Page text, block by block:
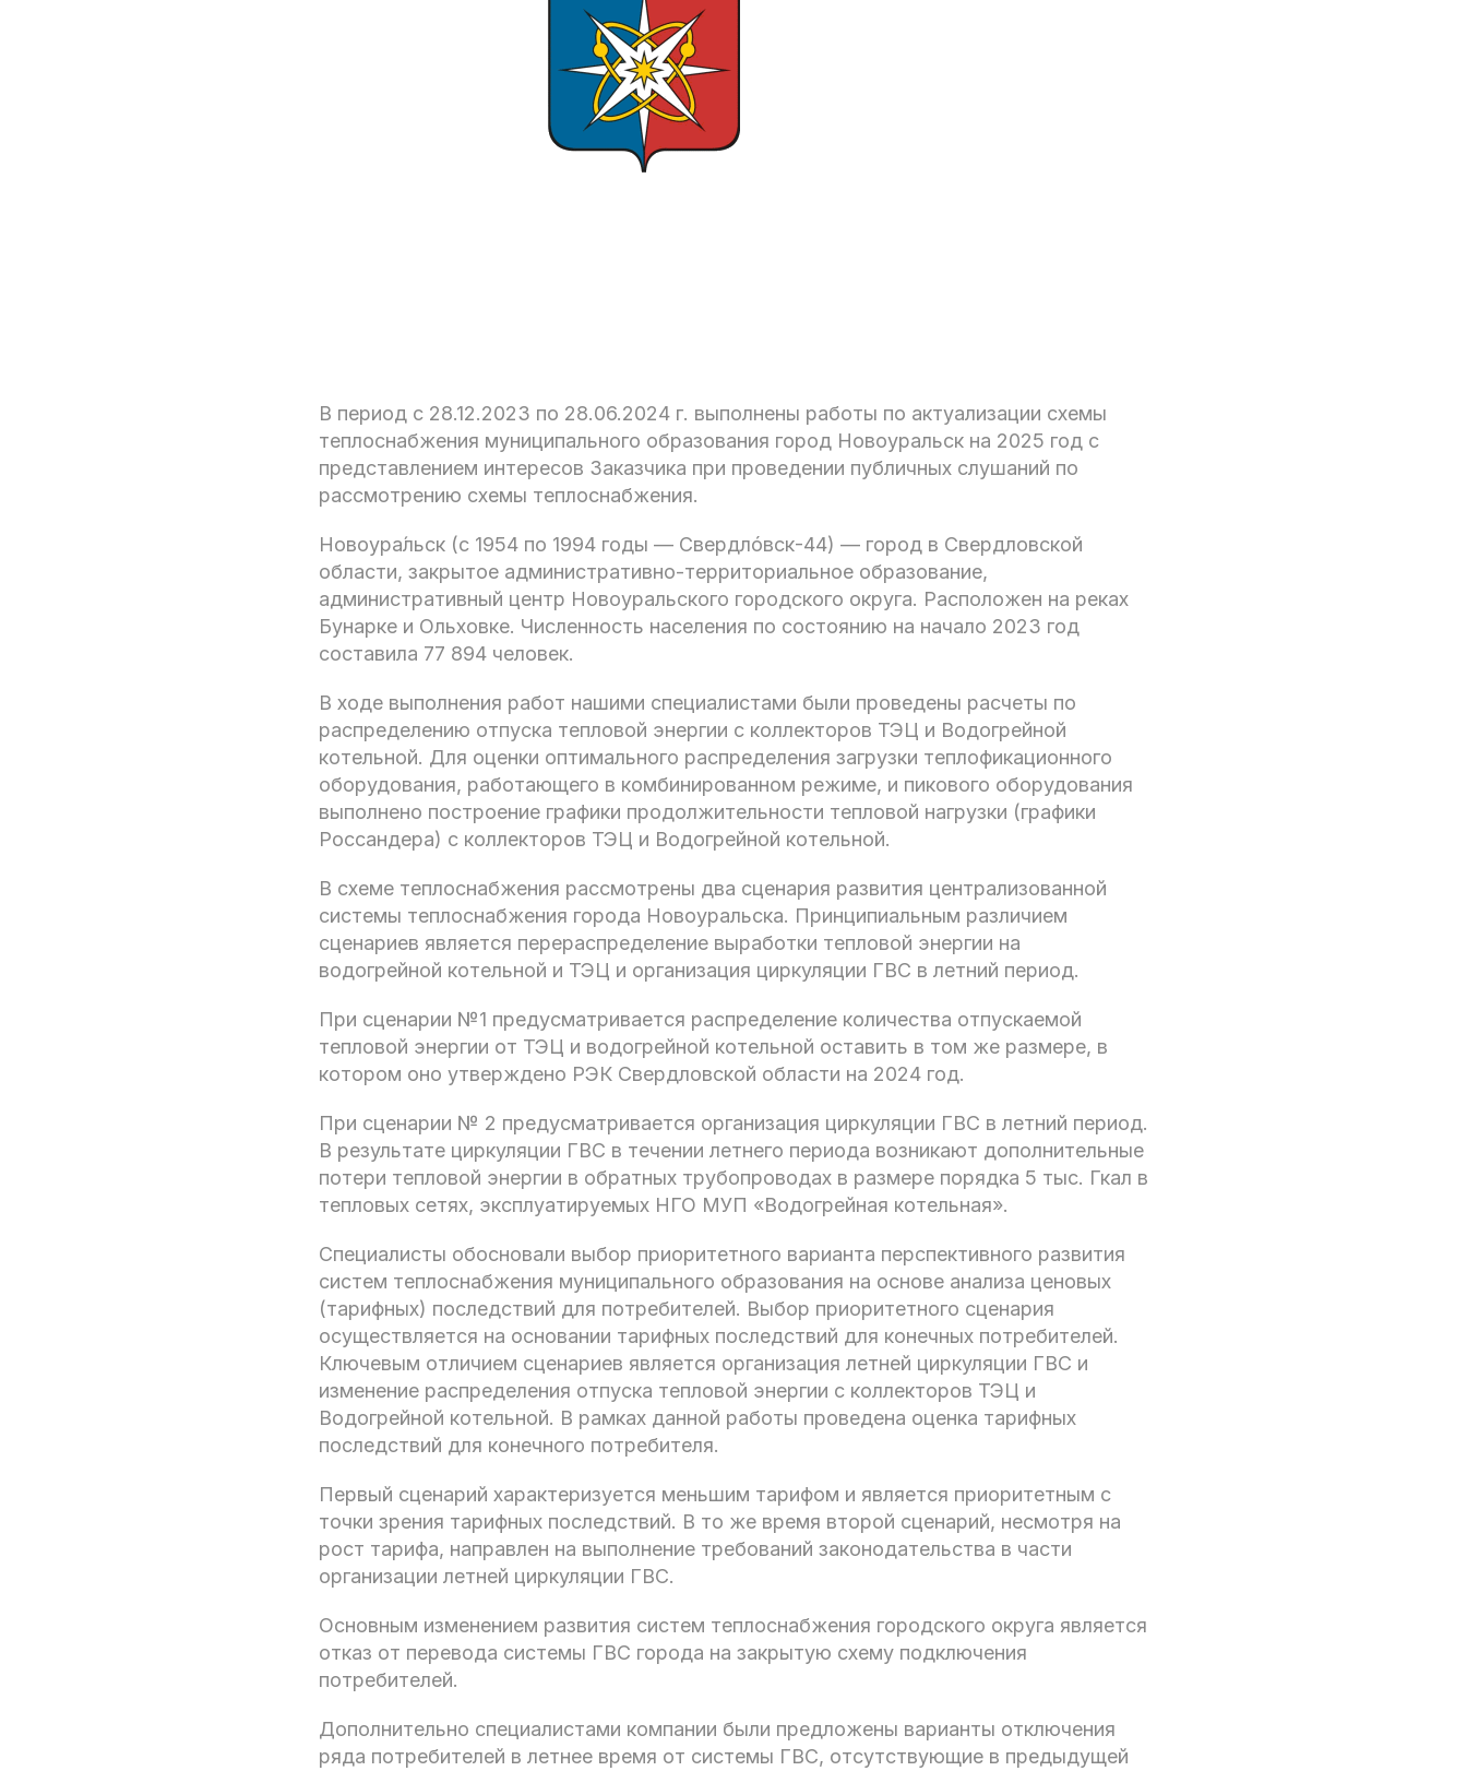
В период с 28.12.2023 по 28.06.2024 г. выполнены работы по актуализации схемы
теплоснабжения муниципального образования город Новоуральск на 2025 год с
представлением интересов Заказчика при проведении публичных слушаний по
рассмотрению схемы теплоснабжения.
Новоура́льск (с 1954 по 1994 годы — Свердлóвск-44) — город в Свердловской
области, закрытое административно-территориальное образование,
административный центр Новоуральского городского округа. Расположен на реках
Бунарке и Ольховке. Численность населения по состоянию на начало 2023 год
составила 77 894 человек.
В ходе выполнения работ нашими специалистами были проведены расчеты по
распределению отпуска тепловой энергии с коллекторов ТЭЦ и Водогрейной
котельной. Для оценки оптимального распределения загрузки теплофикационного
оборудования, работающего в комбинированном режиме, и пикового оборудования
выполнено построение графики продолжительности тепловой нагрузки (графики
Россандера) с коллекторов ТЭЦ и Водогрейной котельной.
В схеме теплоснабжения рассмотрены два сценария развития централизованной
системы теплоснабжения города Новоуральска. Принципиальным различием
сценариев является перераспределение выработки тепловой энергии на
водогрейной котельной и ТЭЦ и организация циркуляции ГВС в летний период.
При сценарии №1 предусматривается распределение количества отпускаемой
тепловой энергии от ТЭЦ и водогрейной котельной оставить в том же размере, в
котором оно утверждено РЭК Свердловской области на 2024 год.
При сценарии № 2 предусматривается организация циркуляции ГВС в летний период.
В результате циркуляции ГВС в течении летнего периода возникают дополнительные
потери тепловой энергии в обратных трубопроводах в размере порядка 5 тыс. Гкал в
тепловых сетях, эксплуатируемых НГО МУП «Водогрейная котельная».
Специалисты обосновали выбор приоритетного варианта перспективного развития
систем теплоснабжения муниципального образования на основе анализа ценовых
(тарифных) последствий для потребителей. Выбор приоритетного сценария
осуществляется на основании тарифных последствий для конечных потребителей.
Ключевым отличием сценариев является организация летней циркуляции ГВС и
изменение распределения отпуска тепловой энергии с коллекторов ТЭЦ и
Водогрейной котельной. В рамках данной работы проведена оценка тарифных
последствий для конечного потребителя.
Первый сценарий характеризуется меньшим тарифом и является приоритетным с
точки зрения тарифных последствий. В то же время второй сценарий, несмотря на
рост тарифа, направлен на выполнение требований законодательства в части
организации летней циркуляции ГВС.
Основным изменением развития систем теплоснабжения городского округа является
отказ от перевода системы ГВС города на закрытую схему подключения
потребителей.
Дополнительно специалистами компании были предложены варианты отключения
ряда потребителей в летнее время от системы ГВС, отсутствующие в предыдущей